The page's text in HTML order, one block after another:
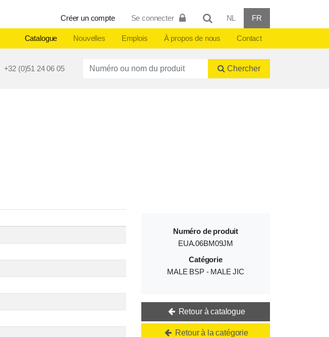
Créer un compte Se connecter NL FR
Catalogue Nouvelles Emplois À propos de nous Contact
+32 (0)51 24 06 05 Productnummer of naam Chercher
Numéro de produit
EUA.06BM09JM
Catégorie
MALE BSP - MALE JIC
Retour à catalogue
Retour à la catégorie